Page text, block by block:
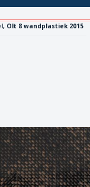
Olt 8 wandplastiek 2015